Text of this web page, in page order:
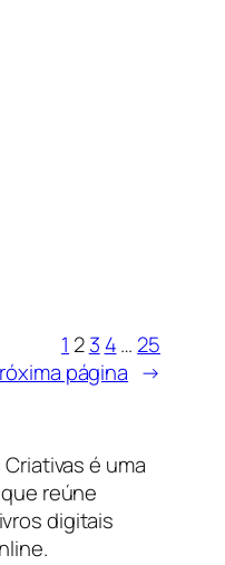
1 23 4… 25
página →
é uma
reúne
digitais